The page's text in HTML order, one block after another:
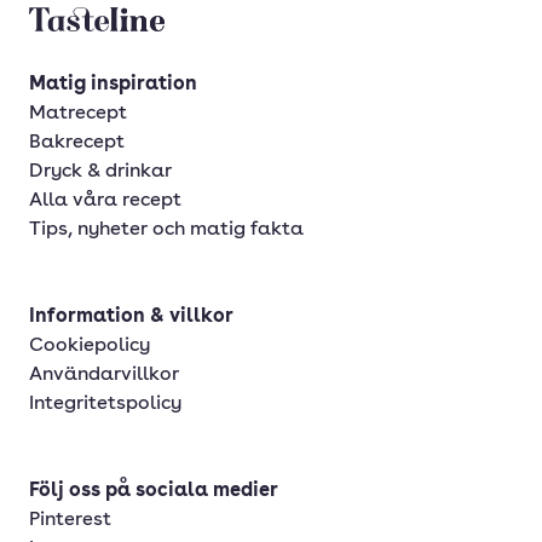
Lammytterfilé
Tasteline startsida
Matig inspiration
Matrecept
Bakrecept
Dryck & drinkar
Alla våra recept
Tips, nyheter och matig fakta
Information & villkor
Cookiepolicy
Användarvillkor
Integritetspolicy
Följ oss på sociala medier
Pinterest